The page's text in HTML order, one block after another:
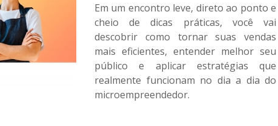
Em um encontro leve, direto ao ponto e
cheio de dicas práticas, você vai
descobrir como tornar suas vendas
mais eficientes, entender melhor seu
público e aplicar estratégias que
realmente funcionam no dia a dia do
microempreendedor.